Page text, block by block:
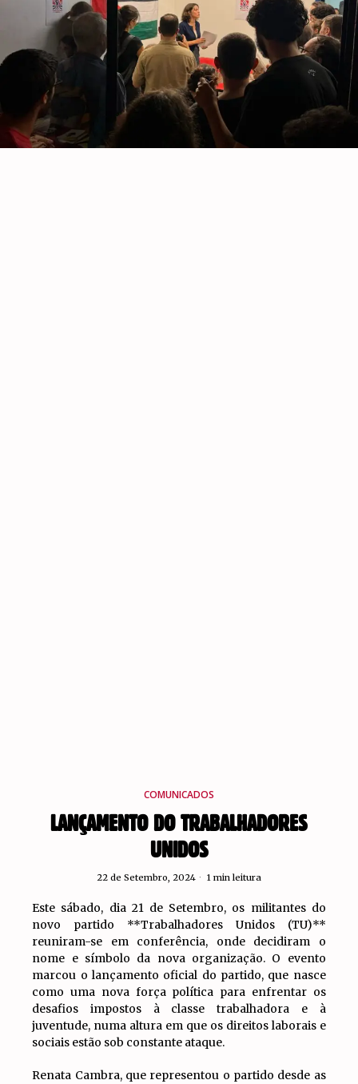
COMUNICADOS
LANÇAMENTO DO TRABALHADORES
UNIDOS
22 de Setembro, 2024 1 min leitura
Este sábado, dia 21 de Setembro, os militantes do
novo partido **Trabalhadores Unidos (TU)**
reuniram-se em conferência, onde decidiram o
nome e símbolo da nova organização. O evento
marcou o lançamento oficial do partido, que nasce
como uma nova força política para enfrentar os
desafios impostos à classe trabalhadora e à
juventude, numa altura em que os direitos laborais e
sociais estão sob constante ataque.
Renata Cambra, que representou o partido desde as